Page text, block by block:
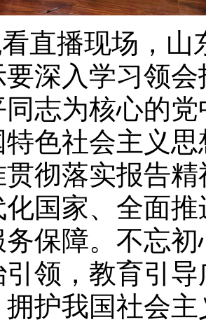
直播现场，山
深入学习领
同志为核心的
特色社会主义
彻落实报告
化国家、全面
务保障。不忘
领，教育引
拥护我国社会